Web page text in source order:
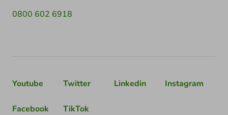
0800 602 6918
Youtube Twitter Linkedin Instagram
Facebook TikTok